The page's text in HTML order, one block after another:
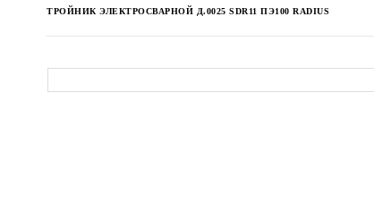
ТРОЙНИК ЭЛЕКТРОСВАРНОЙ Д.0025 SDR11 ПЭ100 RADIUS